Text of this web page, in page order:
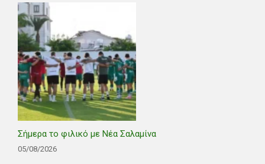
Σήμερα το φιλικό με Νέα Σαλαμίνα
05/08/2026